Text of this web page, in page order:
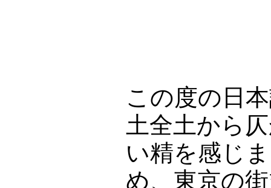
この度の日
土全土から
い精を感じ
め、東京の